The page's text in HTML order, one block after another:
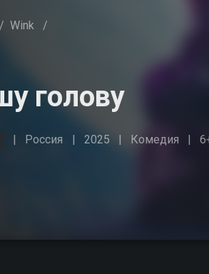
/ Wink /
голову
Россия 2025 Комедия